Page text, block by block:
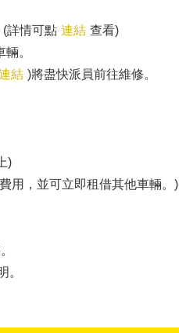
詳情可點 連結 查看)
。
結 )將盡快派員前往維修。
)
用，並可立即租借其他車輛。)
。